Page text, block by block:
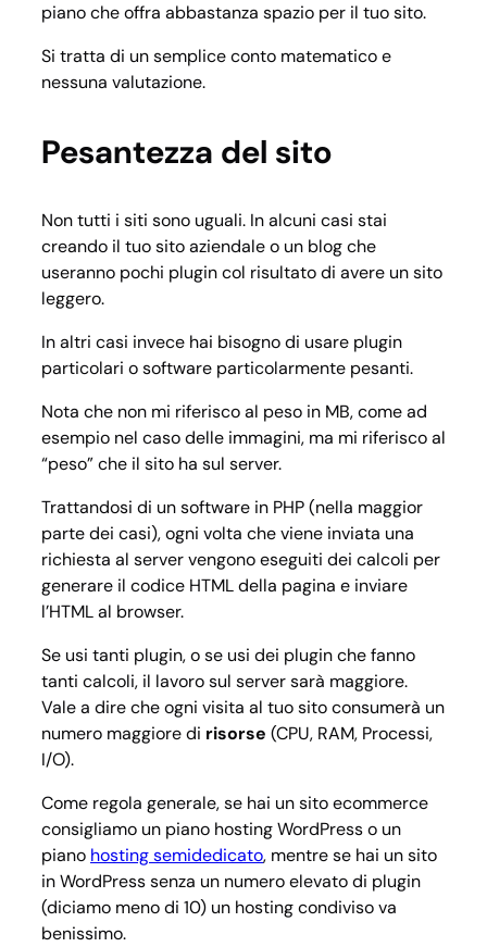
piano che offra abbastanza spazio per il tuo sito.
Si tratta di un semplice conto matematico e
nessuna valutazione.
Pesantezza del sito
Non tutti i siti sono uguali. In alcuni casi stai
creando il tuo sito aziendale o un blog che
useranno pochi plugin col risultato di avere un sito
leggero.
In altri casi invece hai bisogno di usare plugin
particolari o software particolarmente pesanti.
Nota che non mi riferisco al peso in MB, come ad
esempio nel caso delle immagini, ma mi riferisco al
“peso” che il sito ha sul server.
Trattandosi di un software in PHP (nella maggior
parte dei casi), ogni volta che viene inviata una
richiesta al server vengono eseguiti dei calcoli per
generare il codice HTML della pagina e inviare
l’HTML al browser.
Se usi tanti plugin, o se usi dei plugin che fanno
tanti calcoli, il lavoro sul server sarà maggiore.
Vale a dire che ogni visita al tuo sito consumerà un
numero maggiore di risorse (CPU, RAM, Processi,
I/O).
Come regola generale, se hai un sito ecommerce
consigliamo un piano hosting WordPress o un
piano hosting semidedicato, mentre se hai un sito
in WordPress senza un numero elevato di plugin
(diciamo meno di 10) un hosting condiviso va
benissimo.